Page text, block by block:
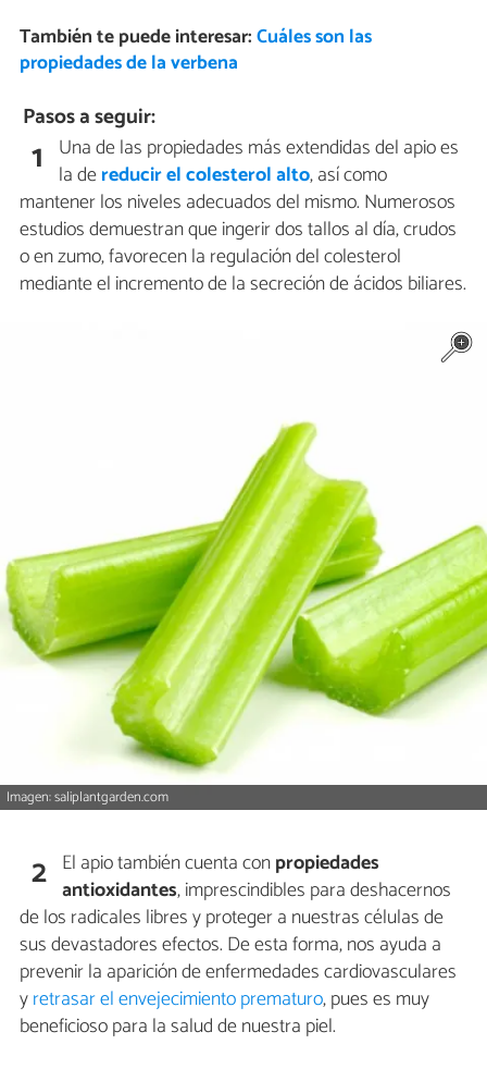
También te puede interesar:Cuáles son las
propiedades de la verbena
Pasos a seguir:
1 Una de las propiedades más extendidas del apio es
la dereducir el colesterol alto, así como
mantener los niveles adecuados del mismo. Numerosos
estudios demuestran que ingerir dos tallos al día, crudos
o en zumo, favorecen la regulación del colesterol
mediante el incremento de la secreción de ácidos biliares.
Imagen: saliplantgarden.com
2 El apio también cuenta conpropiedades
antioxidantes, imprescindibles para deshacernos
de los radicales libres y proteger a nuestras células de
sus devastadores efectos. De esta forma, nos ayuda a
prevenir la aparición de enfermedades cardiovasculares
yretrasar el envejecimiento prematuro, pues es muy
beneficioso para la salud de nuestra piel.